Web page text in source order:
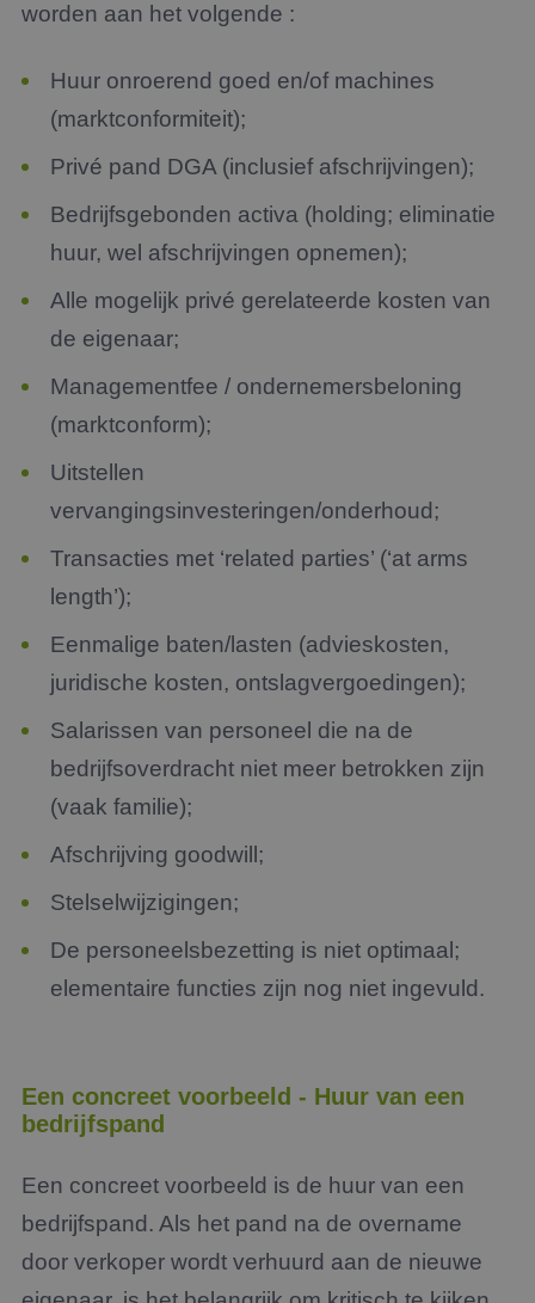
worden aan het volgende :
Huur onroerend goed en/of machines
(marktconformiteit);
Privé pand DGA (inclusief afschrijvingen);
Bedrijfsgebonden activa (holding; eliminatie
huur, wel afschrijvingen opnemen);
Alle mogelijk privé gerelateerde kosten van
de eigenaar;
Managementfee / ondernemersbeloning
(marktconform);
Uitstellen
vervangingsinvesteringen/onderhoud;
Transacties met ‘related parties’ (‘at arms
length’);
Eenmalige baten/lasten (advieskosten,
juridische kosten, ontslagvergoedingen);
Salarissen van personeel die na de
bedrijfsoverdracht niet meer betrokken zijn
(vaak familie);
Afschrijving goodwill;
Stelselwijzigingen;
De personeelsbezetting is niet optimaal;
elementaire functies zijn nog niet ingevuld.
Een concreet voorbeeld - Huur van een
bedrijfspand
Een concreet voorbeeld is de huur van een
bedrijfspand. Als het pand na de overname
door verkoper wordt verhuurd aan de nieuwe